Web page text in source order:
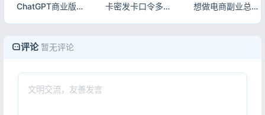
ChatGPT商业版免授权源码 AI问答+智能绘画系统 集成用户付费充值整套运营源码 卡密发卡口令多功能小程序源码 自动发卡流量主小程序系统 想做电商副业总踩坑？这套电子商务源码合集，个人站长也能稳赚！
评论 暂无评论